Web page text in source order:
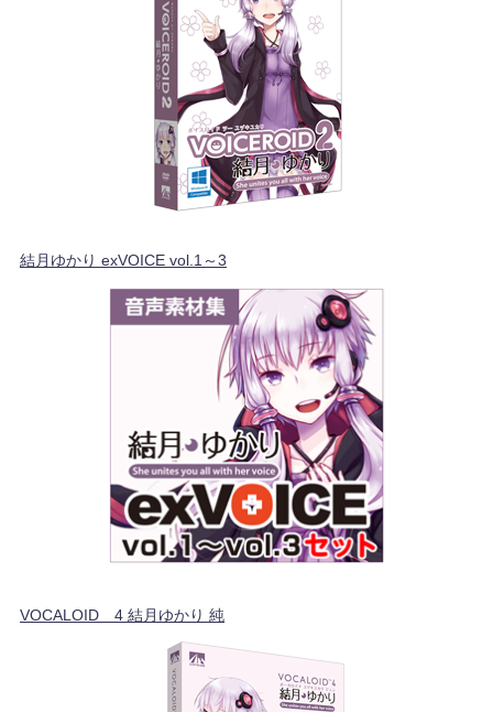
結月ゆかり exVOICE vol.1～3
VOCALOID™4 結月ゆかり 純